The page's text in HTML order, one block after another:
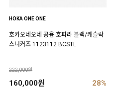
HOKA ONE ONE
호카오네오네 공용 호파라 블랙/캐슬락
스니커즈 1123112 BCSTL
222,000원
160,000원 28%